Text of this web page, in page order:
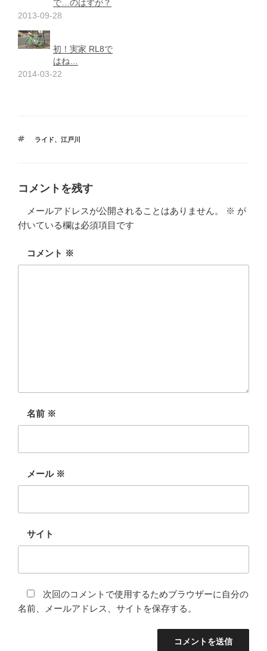
で…のはずが？
2013-09-28
初！実家 RL8で
はね…
2014-03-22
タ
ライド、 江戸川
コメントを残す
メールアドレスが公開されることはありません。 ※ が
付いている欄は必須項目です
コメント ※
名前 ※
メール ※
サイト
次回のコメントで使用するためブラウザーに自分の
名前、メールアドレス、サイトを保存する。